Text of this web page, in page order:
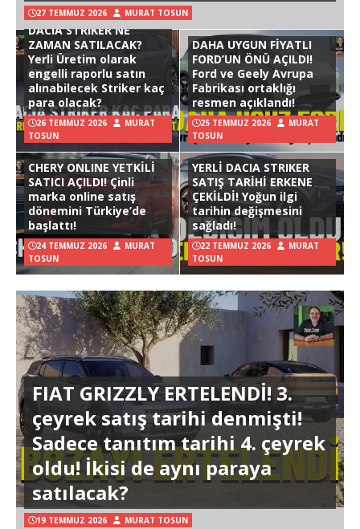
27 TEMMUZ 2026 MURAT TOSUN
DACIA STRIKER NE
ZAMAN SATILACAK?
Yerli Üretim olarak
engelli raporlu satın
alınabilecek Striker kaç
para olacak?
26 TEMMUZ 2026
MURAT
TOSUN
DAHA UYGUN FİYATLI
FORD’UN ÖNÜ AÇILDI!
Ford ve Geely Avrupa
Fabrikası ortaklığı
resmen açıklandı!
25 TEMMUZ 2026
MURAT
TOSUN
CHERY ONLINE YETKİLİ
SATICI AÇILDI! Çinli
marka online satış
dönemini Türkiye’de
başlattı!
24 TEMMUZ 2026
MURAT
TOSUN
YERLİ DACIA STRIKER
SATIŞ TARİHİ ERKENE
ÇEKİLDİ! Yoğun ilgi
tarihin değişmesini
sağladı!
22 TEMMUZ 2026
MURAT
TOSUN
FIAT GRIZZLY ERTELENDİ! 3.
çeyrek satış tarihi denmişti!
Sadece tanıtım tarihi 4. çeyrek
oldu! İkisi de aynı paraya
satılacak?
19 TEMMUZ 2026 MURAT TOSUN